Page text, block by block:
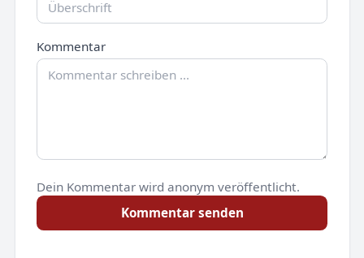
Kommentar
Dein Kommentar wird anonym veröffentlicht.
Kommentar senden